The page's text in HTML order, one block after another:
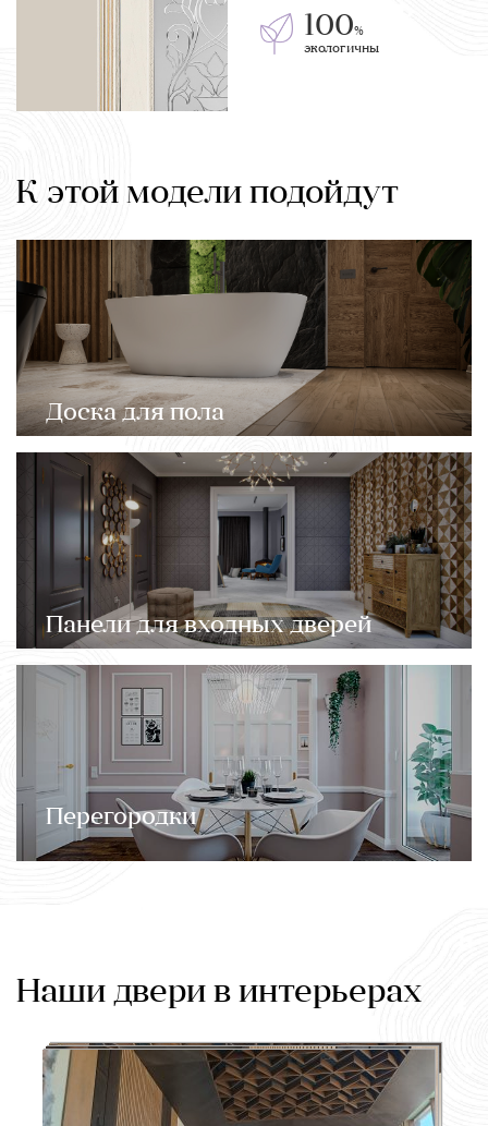
100%
экологичны
К этой модели подойдут
Доска для пола
Панели для входных дверей
Перегородки
Наши двери в интерьерах